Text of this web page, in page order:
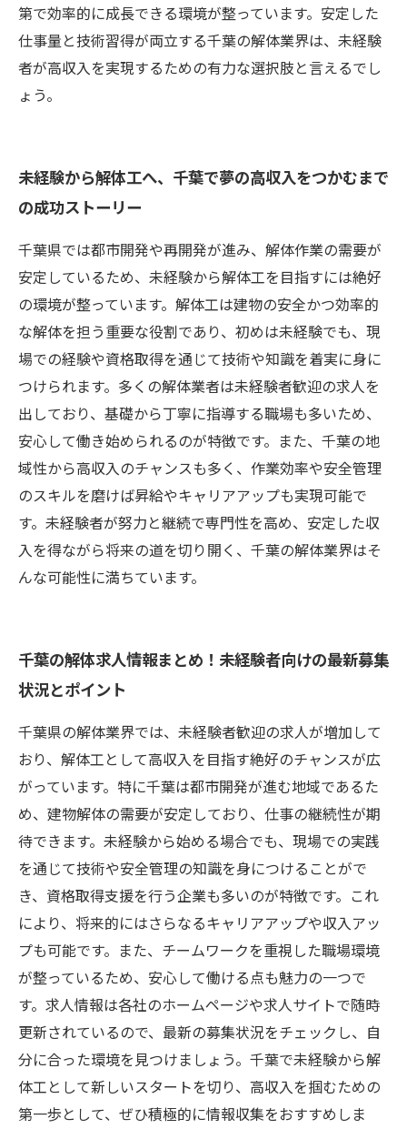
第で効率的に成長できる環境が整っています。安定した
仕事量と技術習得が両立する千葉の解体業界は、未経験
者が高収入を実現するための有力な選択肢と言えるでし
ょう。
未経験から解体工へ、千葉で夢の高収入をつかむまで
の成功ストーリー
千葉県では都市開発や再開発が進み、解体作業の需要が
安定しているため、未経験から解体工を目指すには絶好
の環境が整っています。解体工は建物の安全かつ効率的
な解体を担う重要な役割であり、初めは未経験でも、現
場での経験や資格取得を通じて技術や知識を着実に身に
つけられます。多くの解体業者は未経験者歓迎の求人を
出しており、基礎から丁寧に指導する職場も多いため、
安心して働き始められるのが特徴です。また、千葉の地
域性から高収入のチャンスも多く、作業効率や安全管理
のスキルを磨けば昇給やキャリアアップも実現可能で
す。未経験者が努力と継続で専門性を高め、安定した収
入を得ながら将来の道を切り開く、千葉の解体業界はそ
んな可能性に満ちています。
千葉の解体求人情報まとめ！未経験者向けの最新募集
状況とポイント
千葉県の解体業界では、未経験者歓迎の求人が増加して
おり、解体工として高収入を目指す絶好のチャンスが広
がっています。特に千葉は都市開発が進む地域であるた
め、建物解体の需要が安定しており、仕事の継続性が期
待できます。未経験から始める場合でも、現場での実践
を通じて技術や安全管理の知識を身につけることがで
き、資格取得支援を行う企業も多いのが特徴です。これ
により、将来的にはさらなるキャリアアップや収入アッ
プも可能です。また、チームワークを重視した職場環境
が整っているため、安心して働ける点も魅力の一つで
す。求人情報は各社のホームページや求人サイトで随時
更新されているので、最新の募集状況をチェックし、自
分に合った環境を見つけましょう。千葉で未経験から解
体工として新しいスタートを切り、高収入を掴むための
第一歩として、ぜひ積極的に情報収集をおすすめしま